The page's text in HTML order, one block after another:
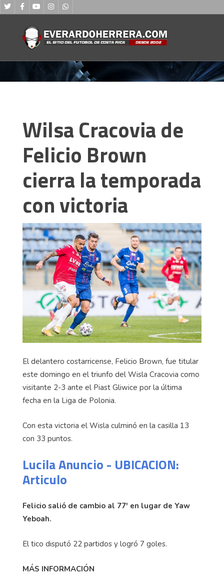
Wilsa Cracovia de
Felicio Brown
cierra la temporada
con victoria
El delantero costarricense, Felicio Brown, fue titular
este domingo en el triunfo del Wisla Cracovia como
visitante 2-3 ante el Piast Gliwice por la última
fecha en la Liga de Polonia.
Con esta victoria el Wisla culminó en la casilla 13
con 33 puntos.
Lucila Anuncio - UBICACION:
Articulo
Felicio salió de cambio al 77' en lugar de Yaw
Yeboah.
El tico disputó 22 partidos y logró 7 goles.
MÁS INFORMACIÓN